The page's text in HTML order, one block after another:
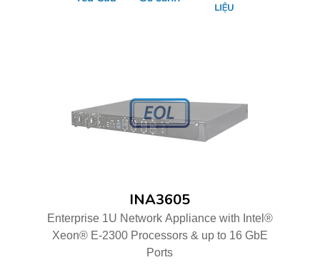
INA3605
Enterprise 1U Network Appliance with Intel®
Xeon® E-2300 Processors & up to 16 GbE
Ports